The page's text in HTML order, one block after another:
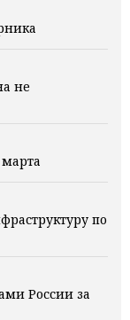
не
по
России за